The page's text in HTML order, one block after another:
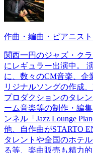
作曲・編曲・ピアニス
関西一円のジャズ・ク
にレギュラー出演中。
に、数々のCM音楽、企
リジナルソングの作成
プロダクションのタレ
ーム音楽等の制作・編
ンネル「Jazz Lounge
他、自作曲がSTARTO
タレントや全国のホテ
る等、楽曲販売も精力的